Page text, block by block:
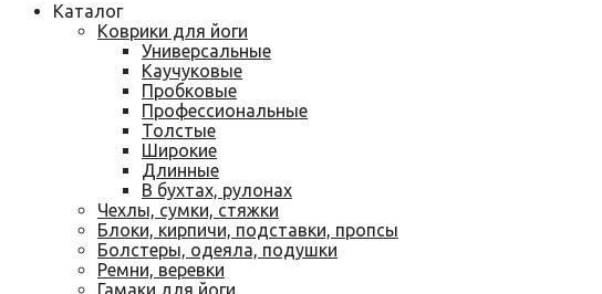
Каталог
Коврики для йоги
Универсальные
Каучуковые
Пробковые
Профессиональные
Толстые
Широкие
Длинные
В бухтах, рулонах
Чехлы, сумки, стяжки
Блоки, кирпичи, подставки, пропсы
Болстеры, одеяла, подушки
Ремни, веревки
Гамаки для йоги